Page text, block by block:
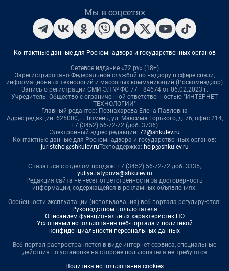
Мы в соцсетях
Контактные данные для Роскомнадзора и государственных органов
Сетевое издание «72.ру» (18+)
Зарегистрировано Федеральной службой по надзору в сфере связи,
информационных технологий и массовых коммуникаций (Роскомнадзор)
Запись о регистрации СМИ ЭЛ № ФС 77– 84674 от 06.02.2023 г.
Учредитель: Общество с ограниченной ответственностью "ИНТЕРНЕТ
ТЕХНОЛОГИИ"
Главный редактор: Познахарева Елена Павловна
Адрес редакции: 625000, г. Тюмень, ул. Максима Горького, д. 76, офис 214,
+7 (3452) 56-72-72 (доб. 3736)
Электронный адрес редакции: 72@shkulev.ru
Контактные данные для Роскомнадзора и государственных органов:
juristchel@shkulev.ruТехподдержка: help@shkulev.ru
Связаться с отделом продаж: +7 (3452) 56-72-72 доб. 3335,
yuliya.latypova@shkulev.ru
Редакция сайта не несет ответственности за достоверность
информации, содержащейся в рекламных объявлениях.
Особенности эксплуатации (использования) веб-портала регулируются:
Руководством пользователя
Описанием функциональных характеристик ПО
Условиями использования веб-портала и политикой
конфиденциальности персональных данных
Веб-портал распространяется в виде интернет-сервиса, специальные
действия по установке на стороне пользователя не требуются
Политика использования cookies